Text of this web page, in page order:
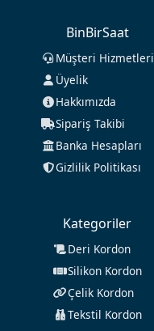
BinBirSaat
Müşteri Hizmetleri
Üyelik
Hakkımızda
Sipariş Takibi
Banka Hesapları
Gizlilik Politikası
Kategoriler
Deri Kordon
Silikon Kordon
Çelik Kordon
Tekstil Kordon